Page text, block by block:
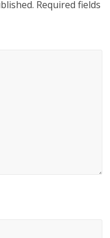
Required fields